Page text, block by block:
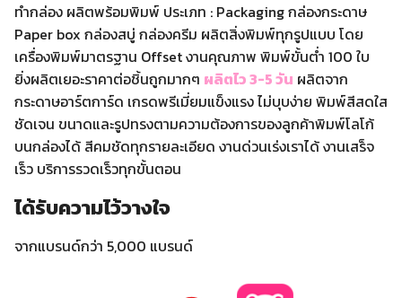
ทำกล่อง ผลิตพร้อมพิมพ์ ประเภท : Packaging กล่องกระดาษ
Paper box กล่องสบู่ กล่องครีม ผลิตสิ่งพิมพ์ทุกรูปแบบ โดย
เครื่องพิมพ์มาตรฐาน Offset งานคุณภาพ พิมพ์ขั้นต่ำ 100 ใบ
ยิ่งผลิตเยอะราคาต่อชิ้นถูกมากๆ ผลิตไว 3-5 วัน ผลิตจาก
กระดาษอาร์ตการ์ด เกรดพรีเมี่ยมแข็งแรง ไม่บุบง่าย พิมพ์สีสดใส
ชัดเจน ขนาดและรูปทรงตามความต้องการของลูกค้าพิมพ์โลโก้
บนกล่องได้ สีคมชัดทุกรายละเอียด งานด่วนเร่งเราได้ งานเสร็จ
เร็ว บริการรวดเร็วทุกขั้นตอน
ได้รับความไว้วางใจ
จากแบรนด์กว่า 5,000 แบรนด์